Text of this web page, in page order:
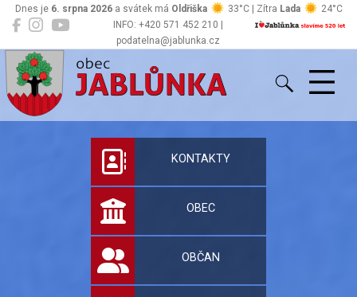
INFO: +420 571 452 210 |
podatelna@jablunka.cz
Dnes je 6. srpna 2026a svátek má Oldřiška 33°C | Zítra Lada 24°C
Jablůnka
Oficiální stránky
KONTAKTY
OBEC
OBČAN